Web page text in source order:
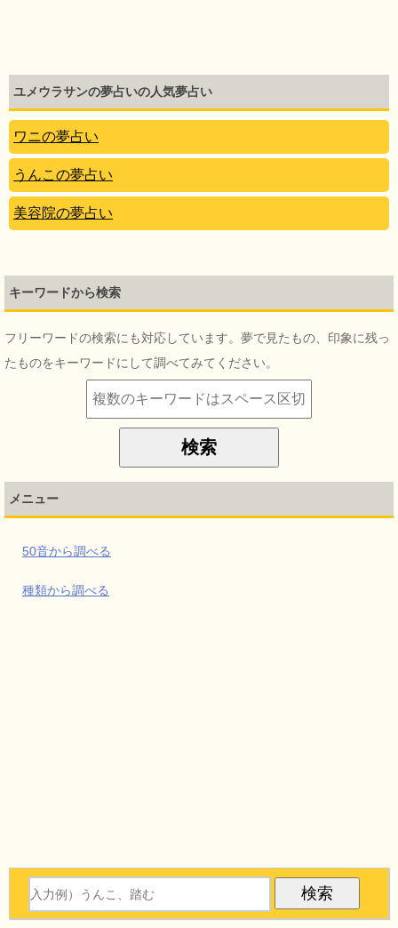
ユメウラサンの夢占いの人気夢占い
ワニの夢占い
うんこの夢占い
美容院の夢占い
キーワードから検索
フリーワードの検索にも対応しています。夢で見たもの、印象に残っ
たものをキーワードにして調べてみてください。
メニュー
50音から調べる
種類から調べる